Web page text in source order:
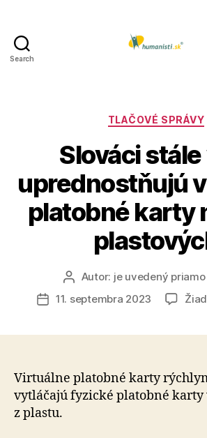
Search
Kategórie
TLAČOVÉ SPRÁVY
Slováci
uprednostňujú
platobné karty
AutorAutor: je uvedený
Dátum
11. septembra 2023
Virtuálne platobné karty
vytláčajú fyzické platobné karty
z plastu.